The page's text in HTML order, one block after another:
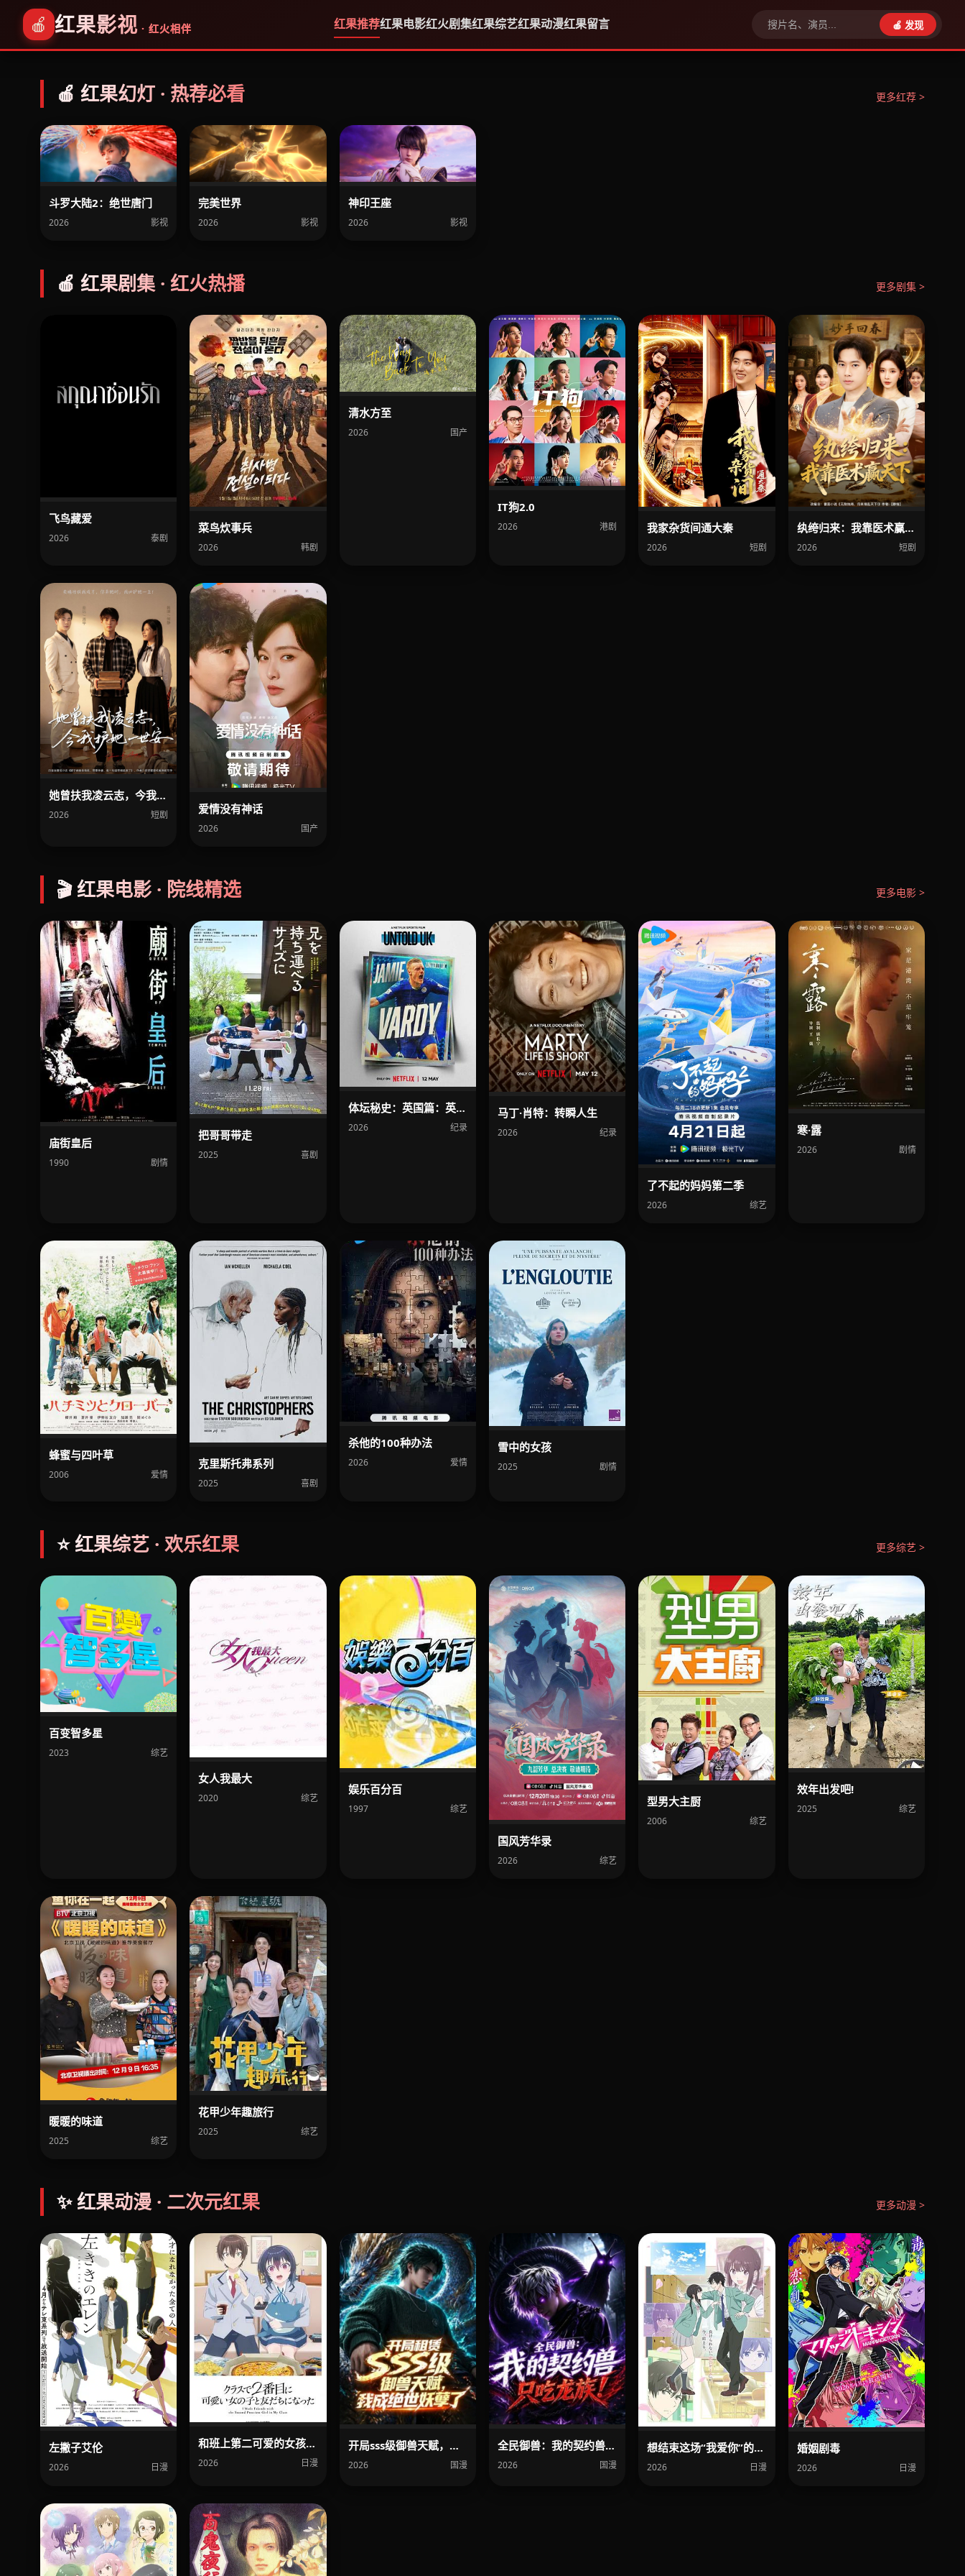
🍎 红果影视 · 红火相伴 红果推荐红果电影红火剧集红果综艺红果动漫红果留言 🍎 发现
🍎 红果幻灯 · 热荐必看 更多红荐 >
斗罗大陆2：绝世唐门
2026 影视
完美世界
2026 影视
神印王座
2026 影视
🍎 红果剧集 · 红火热播 更多剧集 >
飞鸟藏爱
2026 泰剧
菜鸟炊事兵
2026 韩剧
清水方至
2026 国产
IT狗2.0
2026 港剧 我家杂货间通大秦
2026 短剧
纨绔归来：我靠医术赢天下
2026 短剧
她曾扶我凌云志，今我护她一世安
2026 短剧 爱情没有神话
2026 国产
🎬 红果电影 · 院线精选 更多电影 >
庙街皇后
1990 剧情
把哥哥带走
2025 喜剧
体坛秘史：英国篇：英超传奇杰米·瓦尔迪
2026 纪录
马丁·肖特：转瞬人生
2026 纪录
了不起的妈妈第二季
2026 综艺
寒·露
2026 剧情
蜂蜜与四叶草
2006 爱情
克里斯托弗系列
2025 喜剧
杀他的100种办法
2026 爱情
雪中的女孩
2025 剧情
⭐ 红果综艺 · 欢乐红果 更多综艺 >
百变智多星
2023 综艺
女人我最大
2020 综艺
娱乐百分百
1997 综艺
国风芳华录
2026 综艺
型男大主厨
2006 综艺
效年出发吧!
2025 综艺
暖暖的味道
2025 综艺
花甲少年趣旅行
2025 综艺
✨ 红果动漫 · 二次元红果 更多动漫 >
左撇子艾伦
2026 日漫
和班上第二可爱的女孩子成为了朋友
2026 日漫
开局sss级御兽天赋，我成绝世妖孽
2026 国漫
全民御兽：我的契约兽只吃龙族
2026 国漫
想结束这场“我爱你”的游戏
2026 日漫
婚姻剧毒
2026 日漫